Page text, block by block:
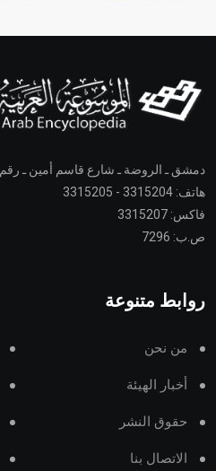
دمشق ـ الروضة ـ شارع قاسم أمين ـ رقم 39
هاتف: 3315204 - 3315205
فاكس: 3315207
ص.ب: 7296
روابط متنوعة
من نحن
أخبار الهيئة
حقوق النشر
الاتصال بنا